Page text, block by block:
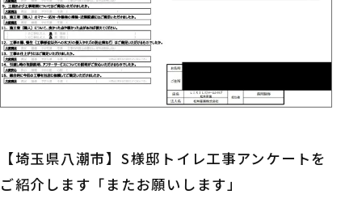
【埼玉県八潮市】S様邸トイレ工事アンケートを
ご紹介します「またお願いします」